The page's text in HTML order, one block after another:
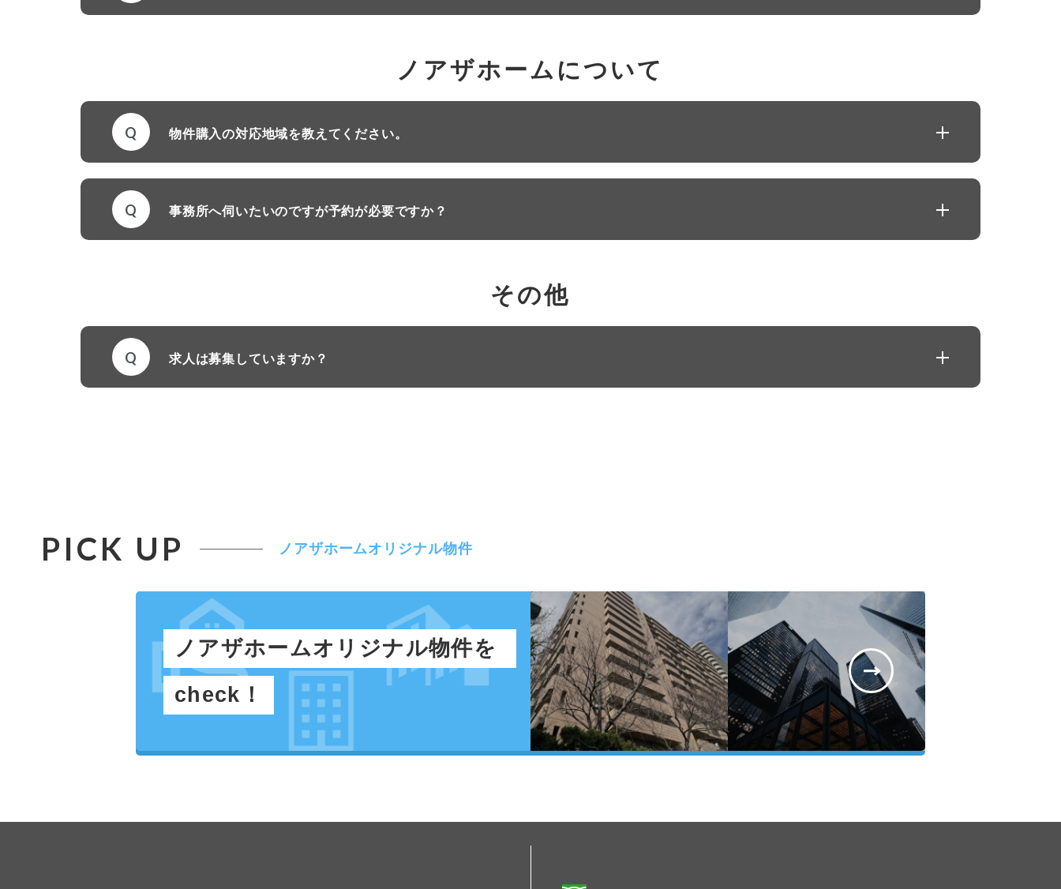
ノアザホームについて
Q 物件購入の対応地域を教えてください。
Q 事務所へ伺いたいのですが予約が必要ですか？
その他
Q 求人は募集していますか？
PICK UP ノアザホームオリジナル物件
ノアザホームオリジナル物件を
check！